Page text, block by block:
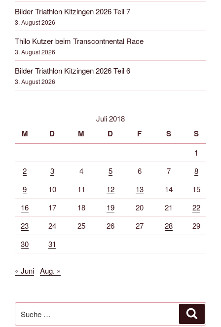
Bilder Triathlon Kitzingen 2026 Teil 7
3. August 2026
Thilo Kutzer beim Transcontnental Race
3. August 2026
Bilder Triathlon Kitzingen 2026 Teil 6
3. August 2026
Juli 2018
M D M D F S S
1
2
3 4 5 6 7
8
9
10 11 12 13 14
15
16
17 18 19 20 21
22
23
24 25 26 27 28
29
30
31
« Juni Aug. »
nach: